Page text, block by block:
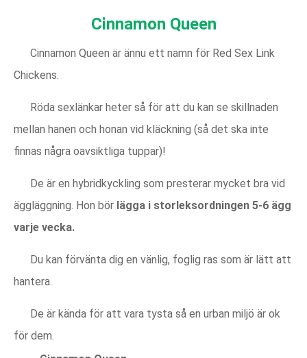
Cinnamon Queen
Cinnamon Queen är ännu ett namn för Red Sex Link
Chickens.
Röda sexlänkar heter så för att du kan se skillnaden
mellan hanen och honan vid kläckning (så det ska inte
finnas några oavsiktliga tuppar)!
De är en hybridkyckling som presterar mycket bra vid
äggläggning. Hon bör lägga i storleksordningen 5-6 ägg
varje vecka.
Du kan förvänta dig en vänlig, foglig ras som är lätt att
hantera.
De är kända för att vara tysta så en urban miljö är ok
för dem.